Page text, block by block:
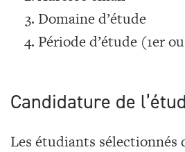
Domaine d’étude
Période d’étude (1er
Candidature de
Les étudiants